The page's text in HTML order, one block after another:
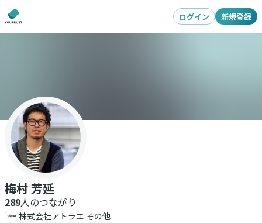
ログイン 新規登録
梅村 芳延
289人のつながり
株式会社アトラエ その他